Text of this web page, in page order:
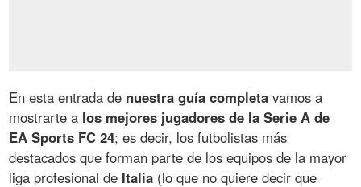
En esta entrada de nuestra guía completa vamos a
mostrarte a los mejores jugadores de la Serie A de
EA Sports FC 24; es decir, los futbolistas más
destacados que forman parte de los equipos de la mayor
liga profesional de Italia (lo que no quiere decir que